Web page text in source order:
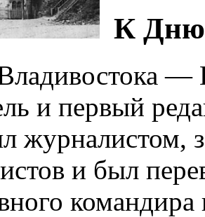
К Дню
—
и первый
журналистом,
и был